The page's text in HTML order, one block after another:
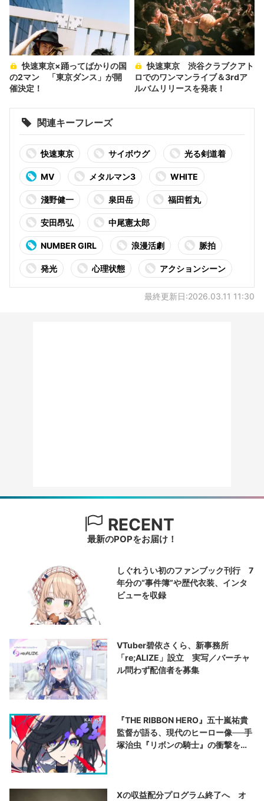
快速東京×踊ってばかりの国
の2マン 「東京ダンス」が開
催決定！
快速東京 渋谷クラブクアト
ロでのワンマンライブ＆3rdア
ルバムリリースを発表！
関連キーフレーズ
快速東京 サイボウグ 光る剣道着
MV メタルマン3 WHITE
淺野健一 泉田岳 福田哲丸
安田昂弘 中尾憲太郎
NUMBER GIRL 浪漫活劇 脈拍
発光 心理状態 アクションシーン
最終更新日:2026.03.11 11:30
RECENT
最新のPOPをお届け！
しぐれうい初のファンブック刊行 7
年分の“事件簿”や歴代衣装、インタ
ビューを収録
VTuber碧依さくら、新事務所
「re;ALIZE」設立 実写／バーチャ
ル問わず配信者を募集
『THE RIBBON HERO』五十嵐祐貴
監督が語る、現代のヒーロー像──手
塚治虫『リボンの騎士』の衝撃を再
Xの収益配分プログラム終了へ オ